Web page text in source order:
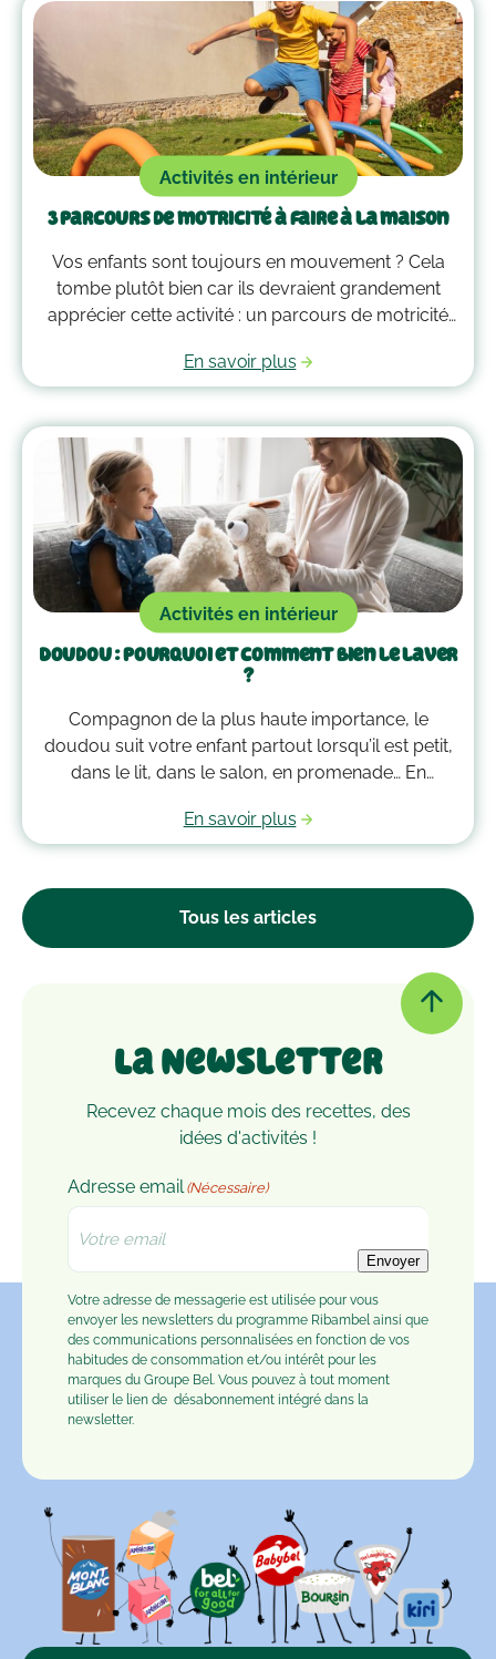
Tous les articles
enfants !
Activités en intérieur
3 parcours de motricité à faire à la maison
Vos enfants sont toujours en mouvement ? Cela
tombe plutôt bien car ils devraient grandement
apprécier cette activité : un parcours de motricité
qui vous guideront pour savoir comment faire un
parcours de motricité à la maison !
En savoir plus
Activités en intérieur
Doudou : pourquoi et comment bien le laver
?
Compagnon de la plus haute importance, le
doudou suit votre enfant partout lorsqu’il est petit,
dans le lit, dans le salon, en promenade… En
essentielle dans son cœur. Alors après avoir
accumulé une quantité de poussière, d’acariens et
passer à la machine. Mais comment laver un
En savoir plus
La Newsletter
Recevez chaque mois des recettes, des
idées d'activités !
Adresse email (Nécessaire)
Envoyer
Votre adresse de messagerie est utilisée pour vous
envoyer les newsletters du programme Ribambel ainsi que
des communications personnalisées en fonction de vos
habitudes de consommation et/ou intérêt pour les
marques du Groupe Bel. Vous pouvez à tout moment
utiliser le lien de désabonnement intégré dans la
newsletter.